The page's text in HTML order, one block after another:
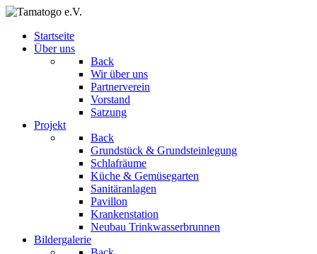
Startseite
Über uns
Back
Wir über uns
Partnerverein
Vorstand
Satzung
Projekt
Back
Grundstück & Grundsteinlegung
Schlafräume
Küche & Gemüsegarten
Sanitäranlagen
Pavillon
Krankenstation
Neubau Trinkwasserbrunnen
Bildergalerie